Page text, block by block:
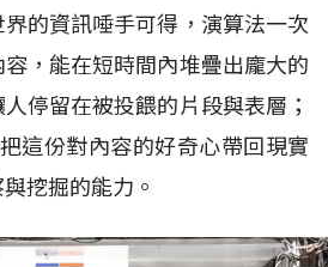
的資訊唾手可得，演算法一次
，能在短時間內堆疊出龐大的
停留在被投餵的片段與表層；
這份對內容的好奇心帶回現實
挖掘的能力。